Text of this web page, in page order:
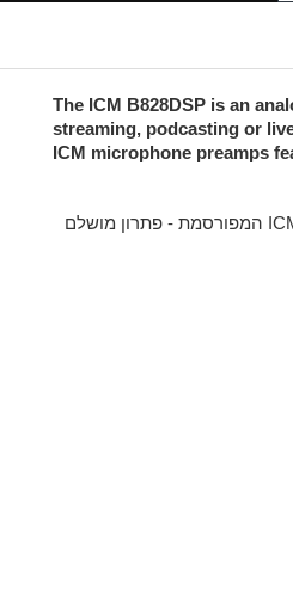
The ICM B828DSP is an
streaming, podcasting or
ICM microphone preamps
מחברת יצרן ICM המפורסמת - פתרון מושלם